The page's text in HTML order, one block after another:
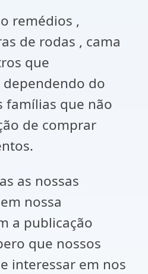
remédios ,
de rodas , cama
que
do
famílias que não
de comprar
as nossas
nossa
a publicação
que nossos
interessar em nos